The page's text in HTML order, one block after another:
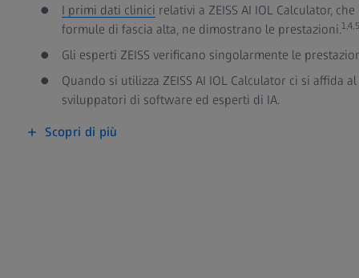
I primi dati clinici relativi a ZEISS AI IOL Calculator,
formule di fascia alta, ne dimostrano le prestazioni.1,4,5
Gli esperti ZEISS verificano singolarmente le
Quando si utilizza ZEISS AI IOL Calculator ci si affida
sviluppatori di software ed esperti di IA.
Scopri di più